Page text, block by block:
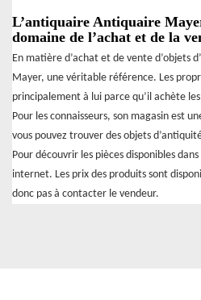
L’antiquaire Antiquaire
domaine de l’achat et de la
En matière d’achat et de vente d’objets
Mayer, une véritable référence. Les
principalement à lui parce qu’il achète
Pour les connaisseurs, son magasin est
vous pouvez trouver des objets
Pour découvrir les pièces disponibles
internet. Les prix des produits sont
donc pas à contacter le vendeur.